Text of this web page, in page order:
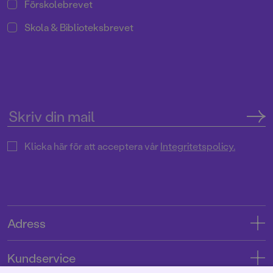
Förskolebrevet
Skola & Biblioteksbrevet
Klicka här för att acceptera vårIntegritetspolicy.
Adress
Kundservice